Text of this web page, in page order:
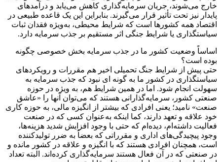
خارج می‌شوند، جریان سرمایه‌گذاری کاهش می‌یابد و درآمدهای
پایدار نیز تحت تأثیر قرار می‌گیرند. بنابراین این یک قاعده طبیعی در
اقتصاد همه کشورها است که شرایط محیطی، به‌ویژه فقدان ثبات
سیاستگذاری یا شرایط جنگی اثر مستقیم بر جذب سرمایه دارد.
اساساً وضعیت کشور ما در جذب سرمایه‌ بخش خصوصی چگونه
بوده است؟
حتی پیش از شرایط جنگ تحمیلی اخیر هم مقررات و رویکردهای
سیاستگذاری در کشور ما به گونه ای نبود که جذب سرمایه به
سهولت انجام شود. اما در همین شرایط هم، به ویژه در حوزه
صنعتی کشور، سرمایه‌گذارانی هستند که می‌توان آنها را «عاشق
صنعت» نامید؛ یعنی افرادی که بیشتر از انگیزه مالی، به حوزه کاری
خود علاقه و تعهد دارند، کما اینکه به‌عنوان کسی که در صنعت
فعالیت داشته‌ام، دیده‌ام که حتی با وجود افزایش شدید هزینه‌ها،
وجود پیچیدگی‌های اداری و مقرراتی که بعضاً به ضرر تولیدکننده
است، همچنان افرادی هستند که با انگیزه و علاقه در کشور مانده و
در صنعتی که در آن فعال هستند سرمایه‌گذاری کرده‌اند. البته تعداد